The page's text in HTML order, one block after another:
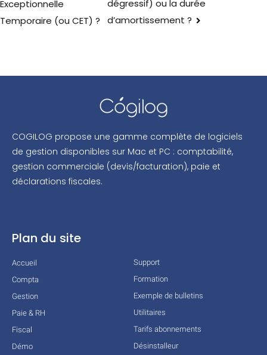
Exceptionnelle
Temporaire (ou CET) ?
dégressif) ou la durée
d’amortissement ?
COGILOG propose une gamme complète de logiciels
de gestion disponibles sur Mac et PC : comptabilité,
gestion commerciale (devis/facturation), paie et
déclarations fiscales.
Plan du site
Accueil
Compta
Gestion
Paie & RH
Fiscal
Démo
Support
Formation
Exemple de bulletins
Utilitaires
Tarifs abonnements
Désinstalleur